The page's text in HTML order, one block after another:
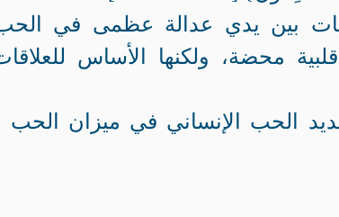
بين يدي عدالة عظمى في
محضة، ولكنها الأساس
الحب الإنساني في ميزان الحب